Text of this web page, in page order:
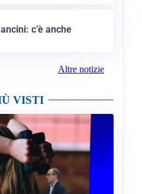
c’è anche
Altre notizie
VISTI